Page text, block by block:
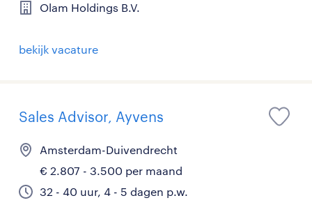
Olam Holdings B.V.
bekijk vacature
Sales Advisor, Ayvens
Amsterdam-Duivendrecht
€ 2.807 - 3.500 per maand
32 - 40 uur, 4 - 5 dagen p.w.